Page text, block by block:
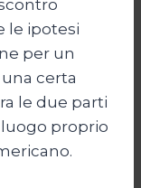
le ipotesi
per un
certa
le due parti
proprio